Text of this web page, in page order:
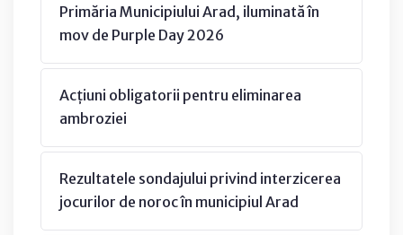
Primăria Municipiului Arad, iluminată în
mov de Purple Day 2026
Acțiuni obligatorii pentru eliminarea
ambroziei
Rezultatele sondajului privind interzicerea
jocurilor de noroc în municipiul Arad